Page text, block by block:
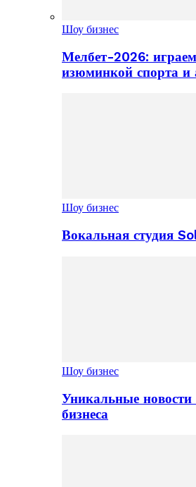
Шоу бизнес
Мелбет-2026:
изюминкой спорта и
Шоу бизнес
Вокальная студия
Шоу бизнес
Уникальные
бизнеса